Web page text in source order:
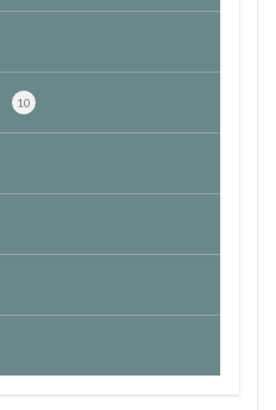
10